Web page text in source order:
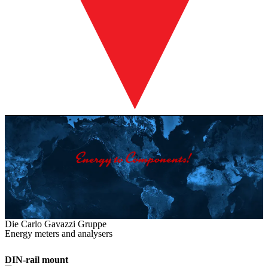
Die Carlo Gavazzi Gruppe
Energy meters and analysers
DIN-rail mount